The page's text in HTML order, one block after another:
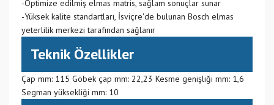
-Optimize edilmiş elmas matris, sağlam sonuçlar sunar
-Yüksek kalite standartları, İsviçre'de bulunan Bosch elmas
yeterlilik merkezi tarafından sağlanır
Teknik Özellikler
Çap mm: 115 Göbek çap mm: 22,23 Kesme genişliği mm: 1,6
Segman yüksekliği mm: 10